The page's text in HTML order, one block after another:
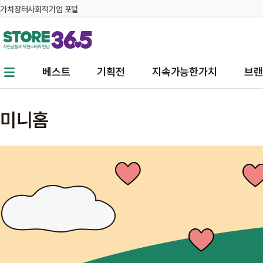
본문 바로가기 주메뉴 바로가기
가치장터사회적기업 포털
베스트 기획전 지속가능한가치 브
미니홈